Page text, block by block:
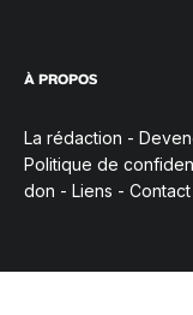
À PROPOS
La rédaction -
Politique de
don - Liens - Contact